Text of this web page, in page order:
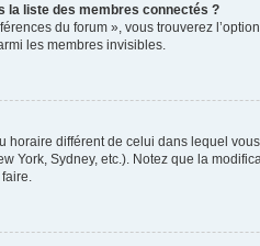
la liste des membres connectés ?
du forum », vous trouverez l’option
les membres invisibles.
horaire différent de celui dans lequel
York, Sydney, etc.). Notez que la